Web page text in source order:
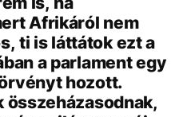
Afrikáról nem
ti is láttátok ezt a
a parlament egy
hozott.
összeházasodnak,